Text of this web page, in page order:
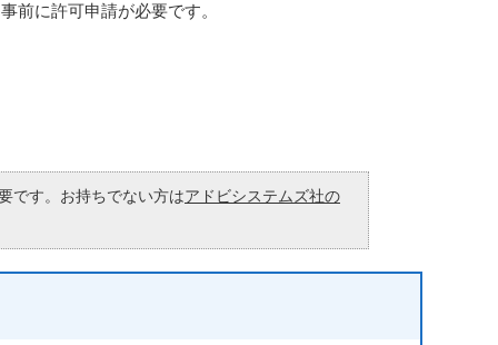
前に許可申請が必要です。
です。お持ちでない方はアドビシステムズ社の